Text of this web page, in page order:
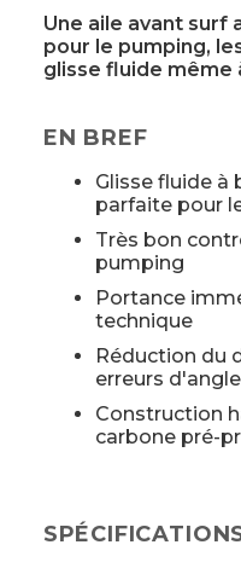
Une aile avant surf
pour le pumping,
glisse fluide même
EN BREF
Glisse fluide à
parfaite pour
Très bon
pumping
Portance
technique
Réduction du
erreurs
Construction
carbone pré-